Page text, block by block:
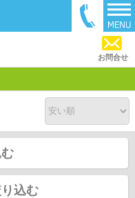
お問合せ
込む